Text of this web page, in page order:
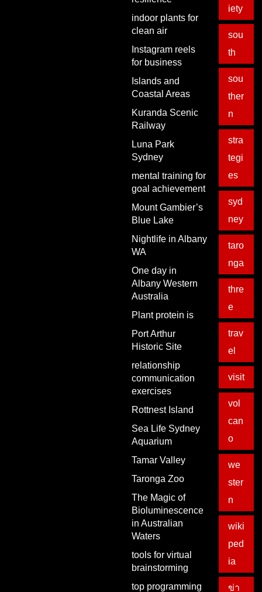
indoor plants for
clean air
Instagram reels
for business
Islands and
Coastal Areas
Kuranda Scenic
Railway
Luna Park
Sydney
mental training for
goal achievement
Mount Gambier’s
Blue Lake
Nightlife in Albany
WA
One day in
Albany Western
Australia
Plant protein is
Port Arthur
Historic Site
relationship
communication
exercises
Rottnest Island
Sea Life Sydney
Aquarium
Tamar Valley
Taronga Zoo
The Magic of
Bioluminescence
in Australian
Waters
tools for virtual
brainstorming
top programming
iety
sou
th
sou
ther
n
stra
tegi
es
syd
ney
taro
nga
thre
e
trav
el
visit
vol
can
o
we
ster
n
wiki
ped
ia
ข่า